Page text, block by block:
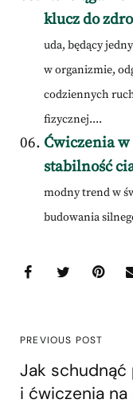
klucz do
uda, będący
w organizmie,
codziennych
fizycznej....
Ćwiczenia w
stabilność
modny trend w
budowania
PREVIOUS POST
Jak
i ćwiczenia na